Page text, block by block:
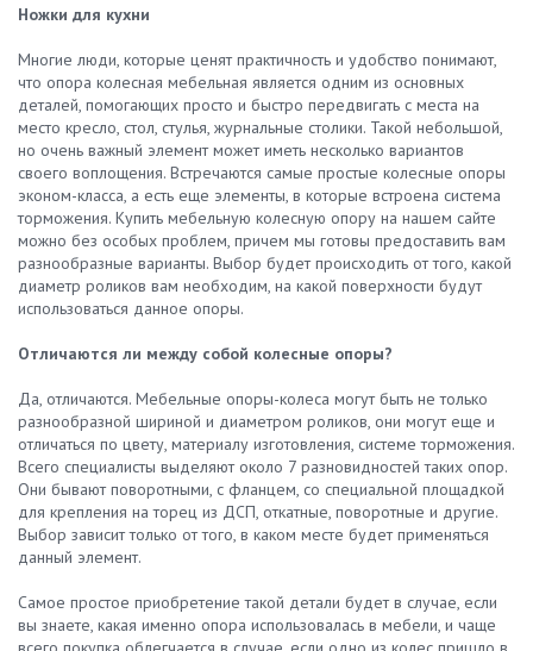
Ножки для кухни
Многие люди, которые ценят практичность и удобство понимают,
что опора колесная мебельная является одним из основных
деталей, помогающих просто и быстро передвигать с места на
место кресло, стол, стулья, журнальные столики. Такой небольшой,
но очень важный элемент может иметь несколько вариантов
своего воплощения. Встречаются самые простые колесные опоры
эконом-класса, а есть еще элементы, в которые встроена система
торможения. Купить мебельную колесную опору на нашем сайте
можно без особых проблем, причем мы готовы предоставить вам
разнообразные варианты. Выбор будет происходить от того, какой
диаметр роликов вам необходим, на какой поверхности будут
использоваться данное опоры.
Отличаются ли между собой колесные опоры?
Да, отличаются. Мебельные опоры-колеса могут быть не только
разнообразной шириной и диаметром роликов, они могут еще и
отличаться по цвету, материалу изготовления, системе торможения.
Всего специалисты выделяют около 7 разновидностей таких опор.
Они бывают поворотными, с фланцем, со специальной площадкой
для крепления на торец из ДСП, откатные, поворотные и другие.
Выбор зависит только от того, в каком месте будет применяться
данный элемент.
Самое простое приобретение такой детали будет в случае, если
вы знаете, какая именно опора использовалась в мебели, и чаще